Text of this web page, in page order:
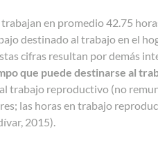
en promedio 42.75
destinado al trabajo en el
cifras resultan por demás
que puede destinarse al
trabajo reproductivo (no
las horas en trabajo
2015).